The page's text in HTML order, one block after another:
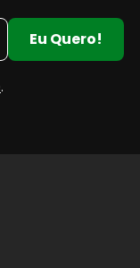
Eu Quero!
.